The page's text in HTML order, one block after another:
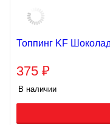
Топпинг KF
375 ₽
В наличии